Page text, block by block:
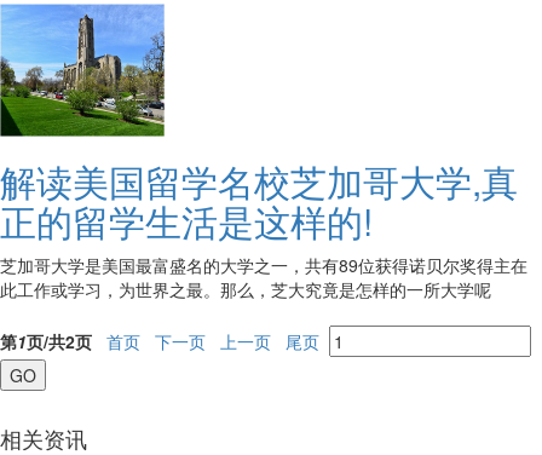
解读美国留学名校芝加哥大学,真
正的留学生活是这样的!
芝加哥大学是美国最富盛名的大学之一，共有89位获得诺贝尔奖得主在
此工作或学习，为世界之最。那么，芝大究竟是怎样的一所大学呢
第1页/共2页 首页 下一页 上一页 尾页
相关资讯